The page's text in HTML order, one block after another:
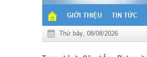
GIỚI THIỆU TIN TỨC
Thứ bảy, 08/08/2026